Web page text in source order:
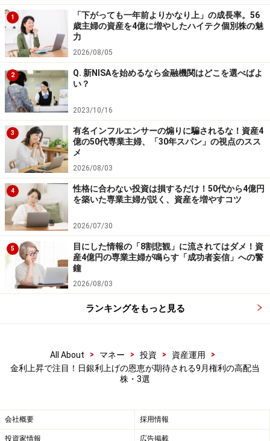
して考えるなら、一度は確認しておきたい企業です。
東京センチュリー＜8439＞
東京センチュリー＜8439＞は総合リース会社大手です。
設備機器のリースに加え、自動車、航空機、不動産、環
境・再生可能エネルギーなど幅広い分野で事業を展開し
ています。
リース会社は企業の設備投資を支える役割を担っていま
す。景気回復によって設備投資が活発になれば、新たな
リース需要につながる可能性があります。
また、契約期間が長い事業が多く、安定した収益を積み
重ねやすいことも特徴です。派手さはありませんが、着
実に利益を積み上げながら株主還元にも力を入れてお
り、高配当株として注目する投資家も多いでしょう。
※記載されている情報は、正確かつ信頼しうると判断し
た情報源から入手しておりますが、その正確性または完
全性を保証したものではありません。予告なく変更され
いします。
い。
本記事の内容は一般的な情報提供を目的としており、特定の金融
商品や投資行動を推奨するものではありません。
1
「下がっても一年前よりかなり上」の成長率。56
歳主婦の資産を4億に増やしたハイテク個別株の魅
力
2026/08/05
2
Q. 新NISAを始めるなら金融機関はどこを選べばよ
い？
2023/10/16
3
有名インフルエンサーの煽りに騙されるな！資産4
億の50代専業主婦、「30年スパン」の視点のスス
メ
2026/08/03
4
性格に合わない投資は損するだけ！50代から4億円
を築いた専業主婦が説く、資産を増やすコツ
2026/07/30
5
目にした情報の「8割悲観」に流されてはダメ！資
産4億円の専業主婦が鳴らす「成功者妄信」への警
鐘
2026/08/03
ランキングをもっと見る
All About > マネー > 投資 > 資産運用
>
金利上昇で注目！日銀利上げの恩恵が期待される9月権利の高配当
株・3選
会社概要 採用情報
投資家情報 広告掲載